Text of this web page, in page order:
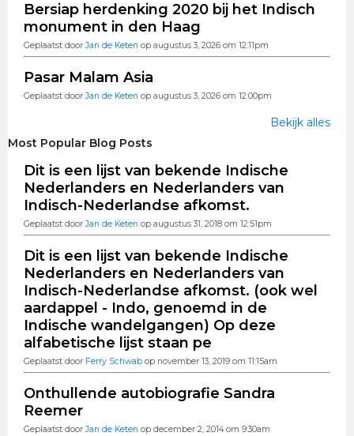
Bersiap herdenking 2020 bij het Indisch
monument in den Haag
Geplaatst door Jan de Keten op augustus 3, 2026 om 12:11pm
Pasar Malam Asia
Geplaatst door Jan de Keten op augustus 3, 2026 om 12:00pm
Bekijk alles
Most Popular Blog Posts
Dit is een lijst van bekende Indische
Nederlanders en Nederlanders van
Indisch-Nederlandse afkomst.
Geplaatst door Jan de Keten op augustus 31, 2018 om 12:51pm
Dit is een lijst van bekende Indische
Nederlanders en Nederlanders van
Indisch-Nederlandse afkomst. (ook wel
aardappel - Indo, genoemd in de
Indische wandelgangen) Op deze
alfabetische lijst staan pe
Geplaatst door Ferry Schwab op november 13, 2019 om 11:15am
Onthullende autobiografie Sandra
Reemer
Geplaatst door Jan de Keten op december 2, 2014 om 9:30am